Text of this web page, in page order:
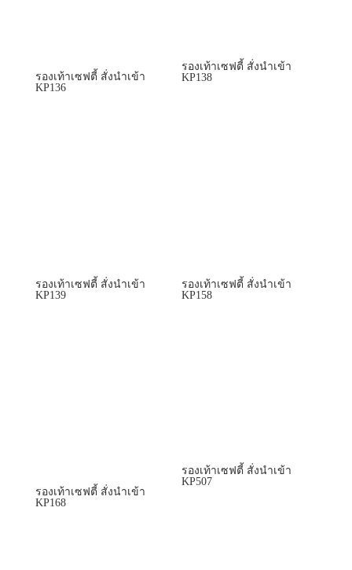
รองเท้าเซฟตี้ สั่งนำเข้า
KP136
รองเท้าเซฟตี้ สั่งนำเข้า
KP138
รองเท้าเซฟตี้ สั่งนำเข้า
KP139
รองเท้าเซฟตี้ สั่งนำเข้า
KP158
รองเท้าเซฟตี้ สั่งนำเข้า
KP168
รองเท้าเซฟตี้ สั่งนำเข้า
KP507